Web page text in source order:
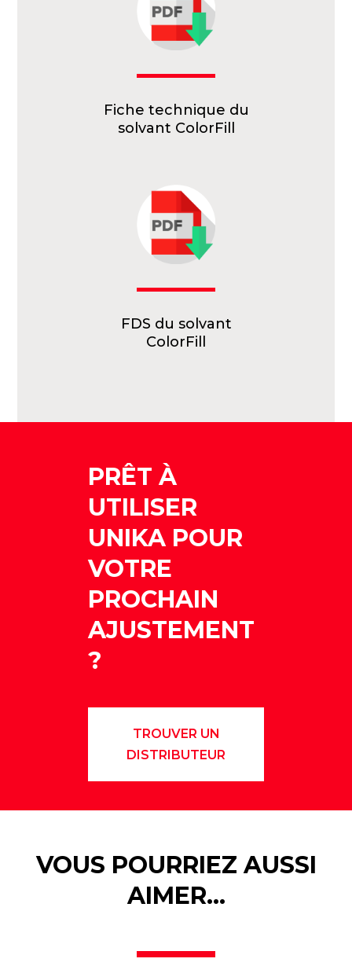
Fiche technique du
solvant ColorFill
FDS du solvant
ColorFill
PRÊT À
UTILISER
UNIKA POUR
VOTRE
PROCHAIN
AJUSTEMENT
?
TROUVER UN
DISTRIBUTEUR
VOUS POURRIEZ AUSSI
AIMER…